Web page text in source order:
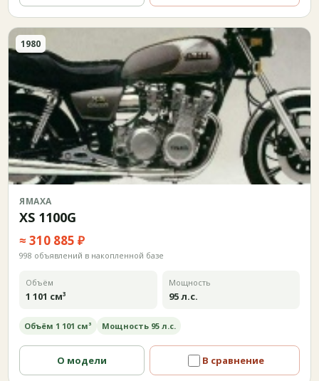
1980
ЯМАХА
XS 1100G
≈ 310 885 ₽
998 объявлений в накопленной базе
Объём
1 101 см³
Мощность
95 л.с.
Объём 1 101 см³ Мощность 95 л.с.
О модели В сравнение